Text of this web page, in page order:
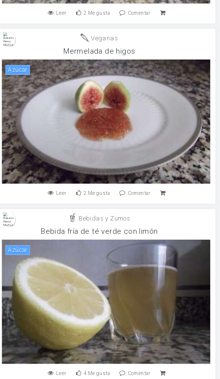
Leer 2 Me gusta Comentar
Veganas
Mermelada de higos
Azúcar
Leer 2 Me gusta Comentar
Bebidas y Zumos
Bebida fría de té verde con limón
Azúcar
Leer 4 Me gusta Comentar